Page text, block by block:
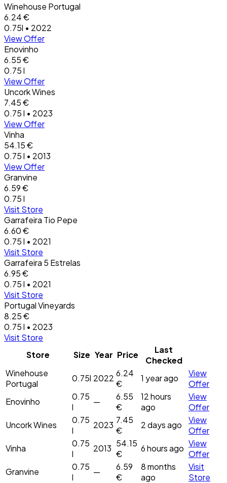
Winehouse Portugal
6.24 €
0.75l • 2022
View Offer
Enovinho
6.55 €
0.75 l
View Offer
Uncork Wines
7.45 €
0.75 l • 2023
View Offer
Vinha
54.15 €
0.75 l • 2013
View Offer
Granvine
6.59 €
0.75 l
Visit Store
Garrafeira Tio Pepe
6.60 €
0.75 l • 2021
Visit Store
Garrafeira 5 Estrelas
6.95 €
0.75 l • 2021
Visit Store
Portugal Vineyards
8.25 €
0.75 l • 2023
Visit Store
Store
Size Year Price
Last
Checked
Winehouse
Portugal
0.75l 2022 6.24
€
1 year ago
View
Offer
Enovinho
0.75
l
—
6.55
€
12 hours
ago
View
Offer
Uncork Wines
0.75
l
2023 7.45
€
2 days ago
View
Offer
Vinha
0.75
l
2013 54.15
€
6 hours ago View
Offer
Granvine
0.75
l
—
6.59
€
8 months
ago
Visit
Store